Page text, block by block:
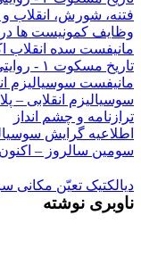
فتنه، شورش، انقلاب
وظايف کمونيست ها
مانيفست سده انقلاب
تاریخ مسکوت ۱ - روایتى از انقلاب ایران (١٣٥٧ – ١٣٥٠)
مانيفست سوسياليزم
سوسياليزم انقلابى –
ترازنامه و چشم انداز
اطلاعيه گرايش
سومين سالروز –
ديالکتيک تعيّن مکانى
ناوبری نوشته